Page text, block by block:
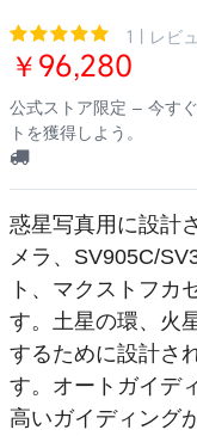
1 | レビ
￥96,280
公式ストア限定 – 今す
トを獲得しよう。
惑星写真用に設計
メラ、 SV905C/
ト、マクストフカ
す。土星の環、火
するために設計さ
す。オートガイデ
高いガイディング